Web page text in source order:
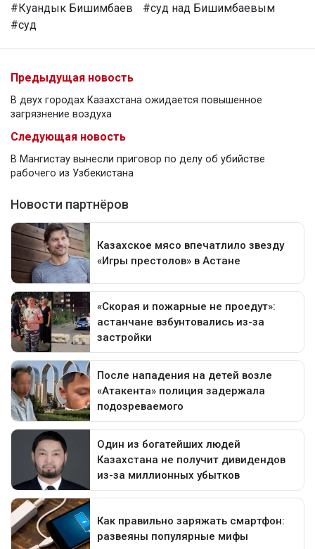
#Куандык Бишимбаев
#суд над Бишимбаевым
#суд
Предыдущая новость
В двух городах Казахстана ожидается повышенное
загрязнение воздуха
Следующая новость
В Мангистау вынесли приговор по делу об убийстве
рабочего из Узбекистана